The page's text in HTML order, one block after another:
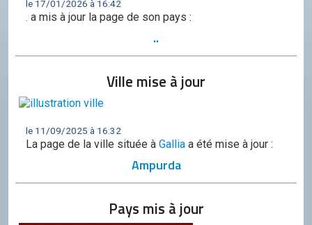
Politique
Génération City
L'UNIVERS GC
Le forum
Discord
le 17/01/2026 à 16:42
. a mis à jour la page de son pays :
..
Ville mise à jour
le 11/09/2025 à 16:32
La page de la ville située à Gallia a été mise à jour :
Ampurda
Pays mis à jour